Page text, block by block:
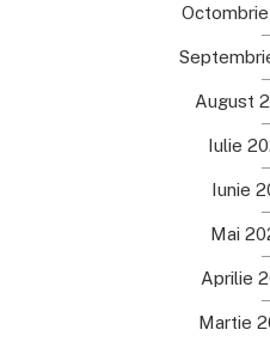
August
Iulie
Iunie
Mai
Aprilie
Martie